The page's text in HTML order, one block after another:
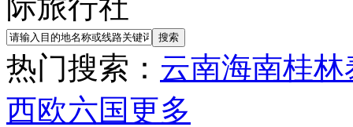
热门搜索： 云南海南桂林
西欧六国更多